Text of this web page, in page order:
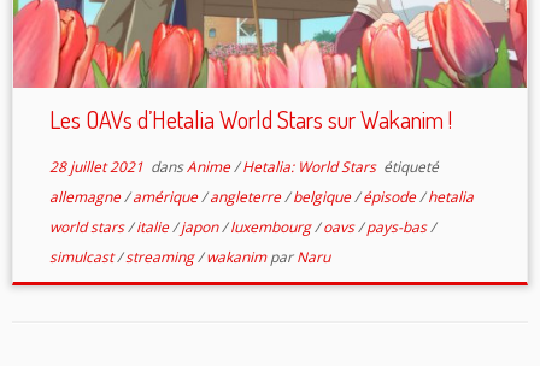
Les OAVs d’Hetalia World Stars sur Wakanim !
28 juillet 2021dansAnime/Hetalia: World Stars étiqueté
allemagne/amérique/angleterre/belgique/épisode/hetalia
world stars/italie/japon/luxembourg/oavs/pays-bas/
simulcast/streaming/wakanimparNaru